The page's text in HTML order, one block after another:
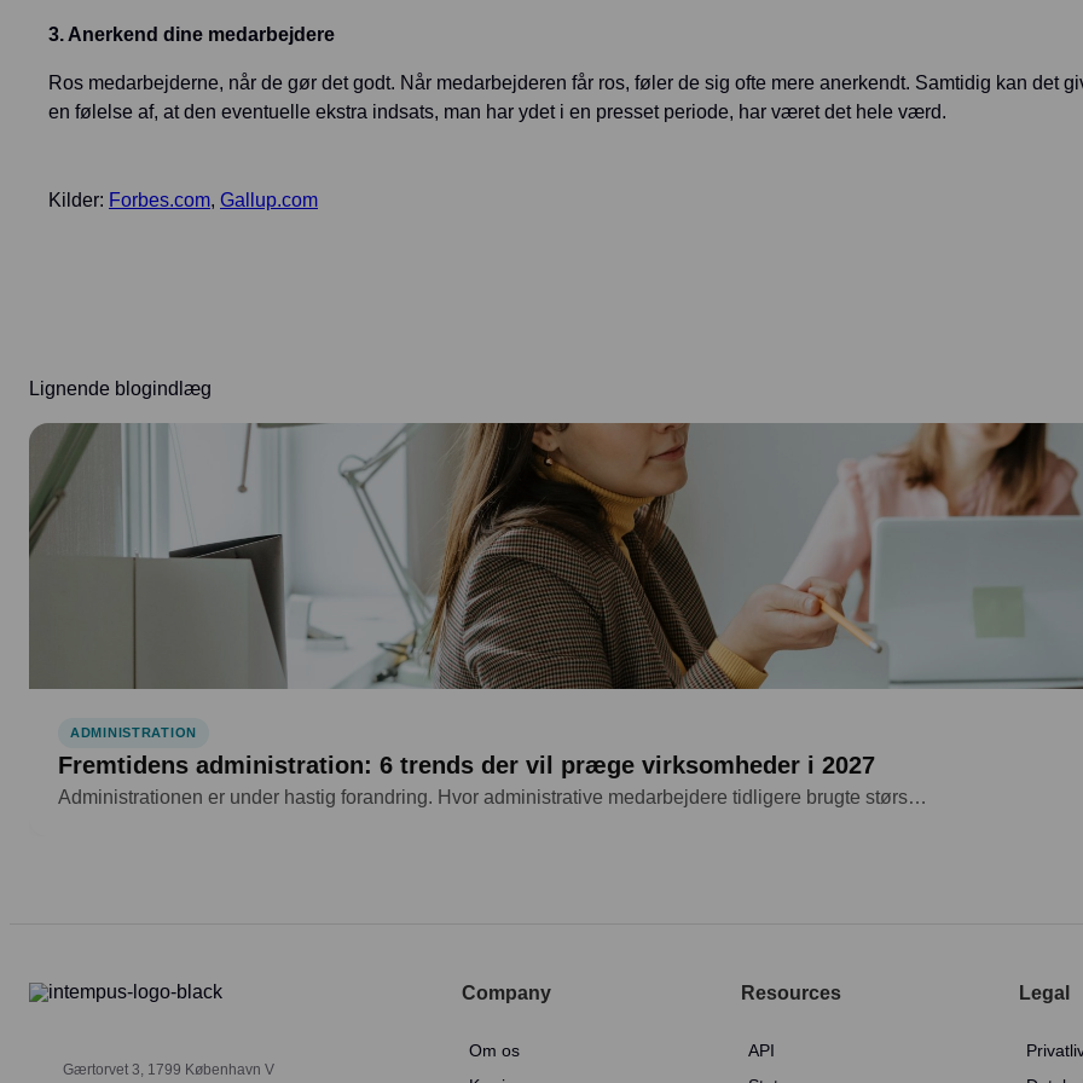
3. Anerkend dine medarbejdere
Ros medarbejderne, når de gør det godt. Når medarbejderen får ros, føler de sig ofte mere anerkendt. Samtidig kan det
en følelse af, at den eventuelle ekstra indsats, man har ydet i en presset periode, har været det hele værd.
Kilder: Forbes.com, Gallup.com
Lignende blogindlæg
ADMINISTRATION
Fremtidens administration: 6 trends der vil præge virksomheder i 2027
Administrationen er under hastig forandring. Hvor administrative medarbejdere tidligere brugte størs…
Gærtorvet 3, 1799 København V
Company
Om os
Resources
API
Legal